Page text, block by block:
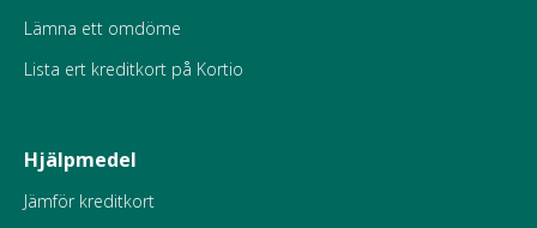
Lämna ett omdöme
Lista ert kreditkort på Kortio
Hjälpmedel
Jämför kreditkort